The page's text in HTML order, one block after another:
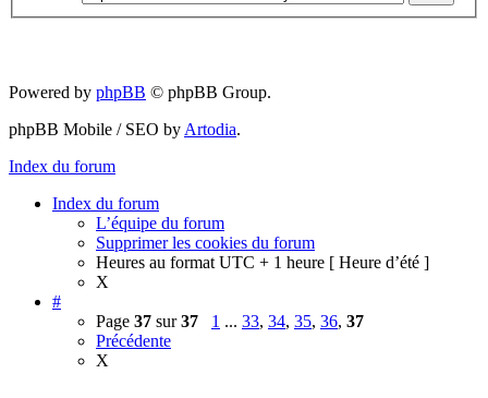
Powered by phpBB © phpBB Group.
phpBB Mobile / SEO by Artodia.
Index du forum
Index du forum
L’équipe du forum
Supprimer les cookies du forum
Heures au format UTC + 1 heure [ Heure d’été ]
X
#
Page 37 sur37 1 ... 33, 34, 35, 36, 37
Précédente
X